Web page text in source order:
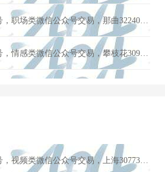
2016年注册订阅公众号，职场类微信公众号交易，那曲32240粉丝，男粉多，状态正常 详情咨询客服
2018年注册订阅公众号，情感类微信公众号交易，攀枝花30987粉丝，女粉多，价格可小刀
2020年注册订阅公众号，视频类微信公众号交易，上海30773粉丝，女粉多，看上滴滴